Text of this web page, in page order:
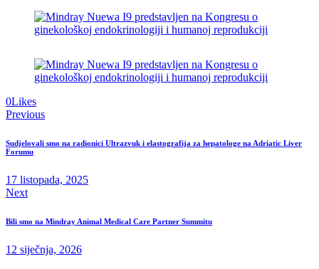
0LikesTwitter-
new
Facebook
Share-
email
Copy
URL
clipboard
Navigacija
objava
Previous
Sudjelovali smo na radionici Ultrazvuk i elastografija za hepatologe na Adriatic Liver
Forumu
17 listopada, 2025
Next
Bili smo na Mindray Animal Medical Care Partner Summitu
12 siječnja, 2026